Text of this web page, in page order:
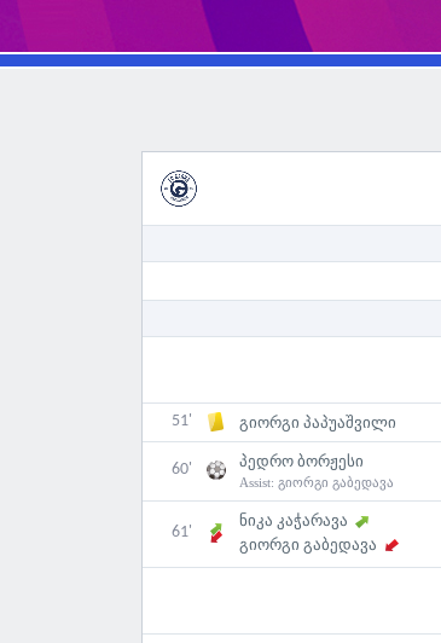
51' გიორგი პაპუაშვილი
60' პედრო ბორჟესი
Assist: გიორგი გაბედავა
61'
ნიკა კაჭარავა
გიორგი გაბედავა